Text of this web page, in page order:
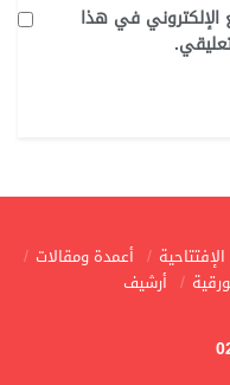
الإلكتروني في هذا
الإفتتاحية
أعمدة ومقالات
أرشيف